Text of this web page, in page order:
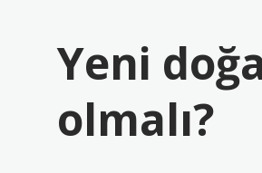
Yeni
olmalı?